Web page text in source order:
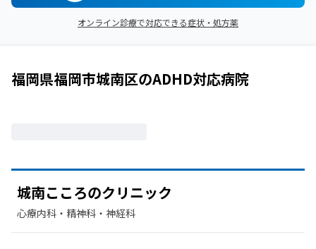
オンライン診療で対応できる症状・処方薬
福岡県福岡市城南区のADHD対応病院
城南こころのクリニック
心療内科・​精神科・神経科